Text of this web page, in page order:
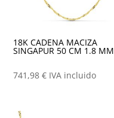
18K CADENA MACIZA
SINGAPUR 50 CM 1.8 MM
741,98€ IVA incluido